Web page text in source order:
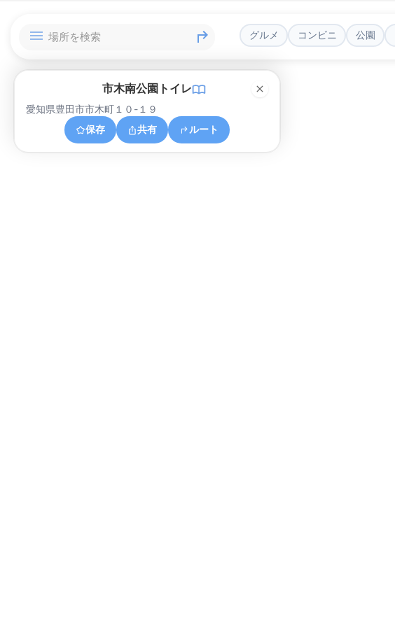
グルメ コンビニ 公園
市木南公園トイレ
愛知県豊田市市木町１０-１９
保存
共有 ルート